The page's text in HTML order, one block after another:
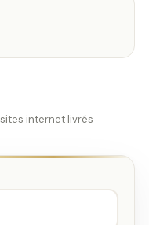
sites internet livrés